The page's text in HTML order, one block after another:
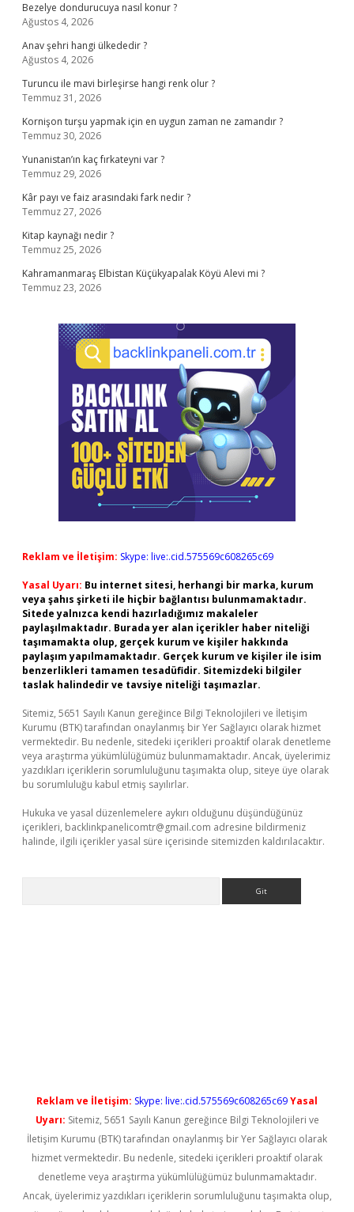
Bezelye dondurucuya nasıl konur ?
Ağustos 4, 2026
Anav şehri hangi ülkededir ?
Ağustos 4, 2026
Turuncu ile mavi birleşirse hangi renk olur ?
Temmuz 31, 2026
Kornişon turşu yapmak için en uygun zaman ne zamandır ?
Temmuz 30, 2026
Yunanistan’ın kaç fırkateyni var ?
Temmuz 29, 2026
Kâr payı ve faiz arasındaki fark nedir ?
Temmuz 27, 2026
Kitap kaynağı nedir ?
Temmuz 25, 2026
Kahramanmaraş Elbistan Küçükyapalak Köyü Alevi mi ?
Temmuz 23, 2026
Reklam ve İletişim: Skype: live:.cid.575569c608265c69
Yasal Uyarı: Bu internet sitesi, herhangi bir marka, kurum
veya şahıs şirketi ile hiçbir bağlantısı bulunmamaktadır.
Sitede yalnızca kendi hazırladığımız makaleler
paylaşılmaktadır. Burada yer alan içerikler haber niteliği
taşımamakta olup, gerçek kurum ve kişiler hakkında
paylaşım yapılmamaktadır. Gerçek kurum ve kişiler ile isim
benzerlikleri tamamen tesadüfidir. Sitemizdeki bilgiler
taslak halindedir ve tavsiye niteliği taşımazlar.
Sitemiz, 5651 Sayılı Kanun gereğince Bilgi Teknolojileri ve İletişim
Kurumu (BTK) tarafından onaylanmış bir Yer Sağlayıcı olarak hizmet
vermektedir. Bu nedenle, sitedeki içerikleri proaktif olarak denetleme
veya araştırma yükümlülüğümüz bulunmamaktadır. Ancak, üyelerimiz
yazdıkları içeriklerin sorumluluğunu taşımakta olup, siteye üye olarak
bu sorumluluğu kabul etmiş sayılırlar.
Hukuka ve yasal düzenlemelere aykırı olduğunu düşündüğünüz
içerikleri, backlinkpanelicomtr@gmail.com adresine bildirmeniz
halinde, ilgili içerikler yasal süre içerisinde sitemizden kaldırılacaktır.
Reklam ve İletişim: Skype: live:.cid.575569c608265c69Yasal
Uyarı: Sitemiz, 5651 Sayılı Kanun gereğince Bilgi Teknolojileri ve
İletişim Kurumu (BTK) tarafından onaylanmış bir Yer Sağlayıcı olarak
hizmet vermektedir. Bu nedenle, sitedeki içerikleri proaktif olarak
denetleme veya araştırma yükümlülüğümüz bulunmamaktadır.
Ancak, üyelerimiz yazdıkları içeriklerin sorumluluğunu taşımakta olup,